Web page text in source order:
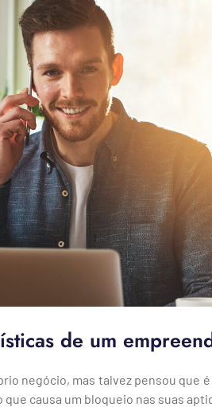
de um
negócio, mas talvez pensou que
causa um bloqueio nas suas